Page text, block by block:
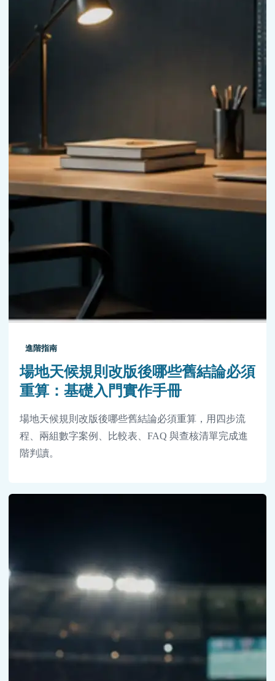
進階指南
場地天候規則改版後哪些舊結論必須
重算：基礎入門實作手冊
場地天候規則改版後哪些舊結論必須重算，用四步流
程、兩組數字案例、比較表、FAQ 與查核清單完成進
階判讀。